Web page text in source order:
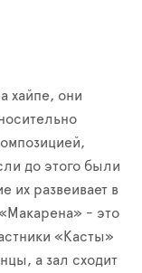
хайпе, они
до этого были
их развеивает в
- это
«Касты»
а зал сходит